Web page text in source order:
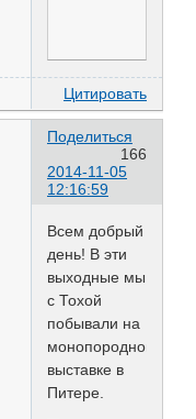
Цитировать
Поделиться
166
2014-11-05
12:16:59
Всем добрый
день! В эти
выходные мы
с Тохой
побывали на
монопородной
выставке в
Питере.